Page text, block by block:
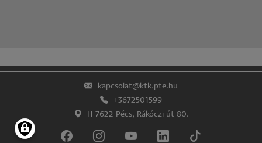
kapcsolat@ktk.pte.hu
+3672501599
H-7622 Pécs, Rákóczi út 80.